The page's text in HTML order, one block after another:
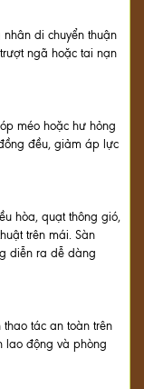
di chuyển thuận
ngã hoặc tai nạn
méo hoặc hư hỏng
đều, giảm áp lực
hòa, quạt thông gió,
trên mái. Sàn
diễn ra dễ dàng
tác an toàn trên
lao động và phòng